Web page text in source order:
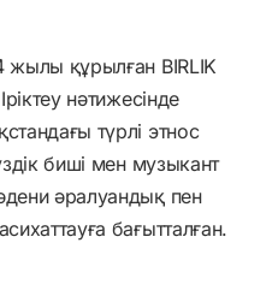
құрылған BIRLIK
нәтижесінде
түрлі этнос
биші мен музыкант
әралуандық пен
бағытталған.